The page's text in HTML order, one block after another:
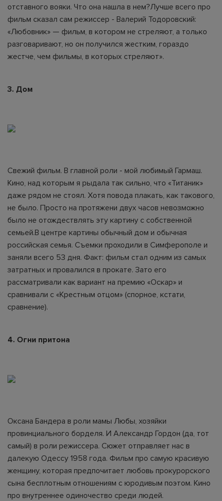
отставного вояки. Что она нашла в нем?Лучше всего про
фильм сказал сам режиссер - Валерий Тодоровский:
«Любовник» — фильм, в котором не стреляют, а только
разговаривают, но он получился жестким, гораздо
жестче, чем фильмы, в которых стреляют».
3. Дом
Свежий фильм. В главной роли - мой любимый Гармаш.
Кино, над которым я рыдала так сильно, что «Титаник»
даже рядом не стоял. Хотя повода плакать, как такового,
не было. Просто на протяжени двух часов невозможно
было не отождествлять эту картину с собственной
семьей.В центре картины обычный дом и обычная
российская семья. Съемки проходили в Симферополе и
заняли всего 53 дня. Факт: фильм стал одним из самых
затратных и провалился в прокате. Зато его
рассматривали как вариант на премию «Оскар» и
сравнивали с «Крестным отцом» (спорное, кстати,
сравнение).
4. Огни притона
Оксана Бандера в роли мамы Любы, хозяйки
провинциального борделя. И Александр Гордон (да, тот
самый) в роли режиссера. Сюжет отправляет нас в
далекую Одессу 1958 года. Фильм про самую красивую
женщину, которая предпочитает любовь прокурорского
сына бесплотным отношениям с юродивым поэтом. Кино
про внутреннее одиночество среди людей.